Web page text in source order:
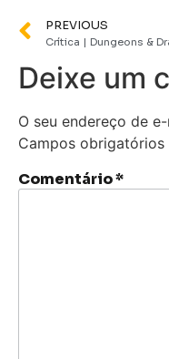
PREVIOUS
Deixe um
O seu endereço de
Campos
Comentário*